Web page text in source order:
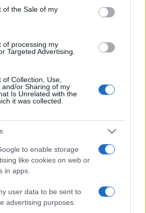
of the Sale of my
of processing my
Targeted Advertising.
Collection, Use,
and/or Sharing of my
Is Unrelated with the
it was collected.
to enable storage
like cookies on web or
in apps.
user data to be sent to
advertising purposes.
az Amerikai Egyesült
Több nemzetközi produkciókban
Eufória
című sorozata hat epizódjának
Medve-díjas,
című filmjének is ő
a fesztivál- és szakmai díjak mellett,
díjjal ;ismerték el. 2021-ben Sára
kitüntetett Rév Marcell operatőr a
ünnepségén a Los Angeles-i